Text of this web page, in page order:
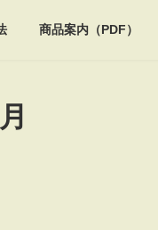
商品案内（PDF）